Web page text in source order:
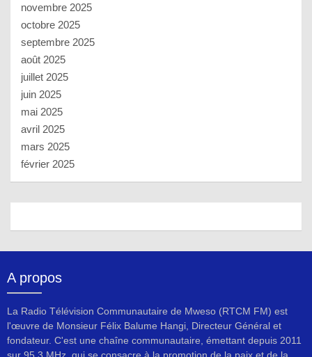
novembre 2025
octobre 2025
septembre 2025
août 2025
juillet 2025
juin 2025
mai 2025
avril 2025
mars 2025
février 2025
A propos
La Radio Télévision Communautaire de Mweso (RTCM FM) est
l'œuvre de Monsieur Félix Balume Hangi, Directeur Général et
fondateur. C'est une chaîne communautaire, émettant depuis 2011
sur 95.3 MHz, qui se consacre à la promotion de la paix et de la